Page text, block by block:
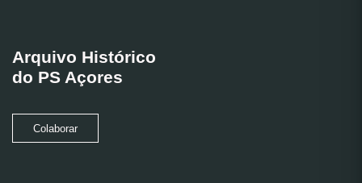
Arquivo Histórico
do PS Açores
Colaborar